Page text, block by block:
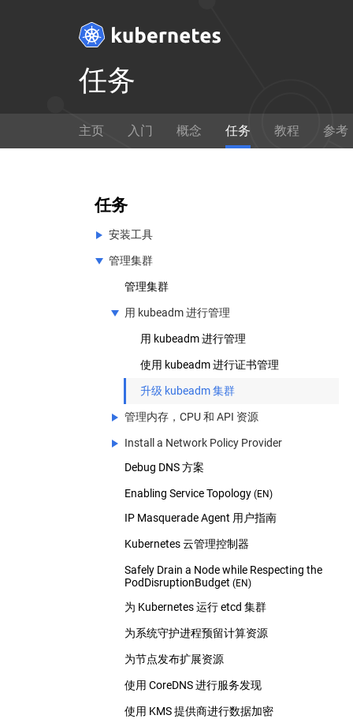
Get Started
cluster that runs "Hello World"
想要修改 Kubernetes 的核心源代码？
在 GitHub 上查看
任务
主页 入门 概念 任务 教程 参考
任务
安装工具
安装工具
安装并设置 kubectl
安装 Minikube
管理集群
管理集群
用 kubeadm 进行管理
用 kubeadm 进行管理
使用 kubeadm 进行证书管理
升级 kubeadm 集群
管理内存，CPU 和 API 资源
管理内存，CPU 和 API 资源
为命名空间配置默认的内存请求和限制
为命名空间配置默认的CPU请求和限制
配置命名空间的最小和最大内存约束
为命名空间配置CPU最小和最大限制
为命名空间配置内存和 CPU 配额
配置命名空间下pod总数
Install a Network Policy Provider
Install a Network Policy Provider
使用 Calico 作为 NetworkPolicy
使用 Cilium 作为 NetworkPolicy
使用 Kube-router 作为 NetworkPolicy
使用 Romana 作为 NetworkPolicy
Debug DNS 方案
Enabling Service Topology (EN)
IP Masquerade Agent 用户指南
Kubernetes 云管理控制器
Safely Drain a Node while Respecting the
PodDisruptionBudget (EN)
为 Kubernetes 运行 etcd 集群
为系统守护进程预留计算资源
为节点发布扩展资源
使用 CoreDNS 进行服务发现
使用 KMS 提供商进行数据加密